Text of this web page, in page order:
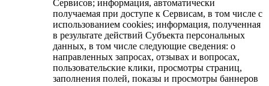
Сервисов; информация, автоматически
получаемая при доступе к Сервисам, в том числе с
использованием cookies; информация, полученная
в результате действий Субъекта персональных
данных, в том числе следующие сведения: о
направленных запросах, отзывах и вопросах,
пользовательские клики, просмотры страниц,
заполнения полей, показы и просмотры баннеров